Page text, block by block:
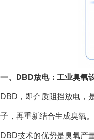
一、DBD放电：工业臭氧
DBD，即介质阻挡放电，
子，再重新结合生成臭氧。
DBD技术的优势是臭氧产